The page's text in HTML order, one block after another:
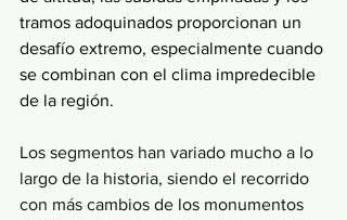
tramos adoquinados proporcionan un
desafío extremo, especialmente cuando
se combinan con el clima impredecible
de la región.
Los segmentos han variado mucho a lo
largo de la historia, siendo el recorrido
con más cambios de los monumentos